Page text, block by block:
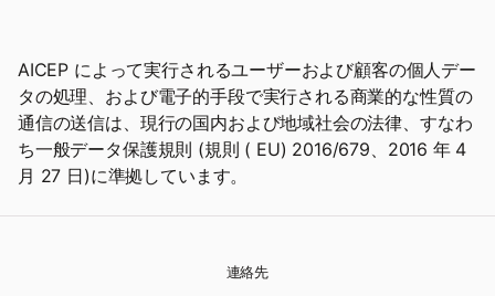
AICEP によって実行されるユーザーおよび顧客の個人デー
タの処理、および電子的手段で実行される商業的な性質の
通信の送信は、現行の国内および地域社会の法律、すなわ
ち一般データ保護規則 (規則 ( EU) 2016/679、2016 年 4
月 27 日)に準拠しています。
連絡先